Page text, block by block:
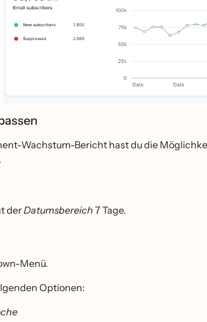
Wachstum-Bericht hast du die
derDatumsbereich 7 Tage.
Menü.
Optionen: